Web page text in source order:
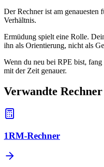
Der Rechner ist am
Verhältnis.
Ermüdung spielt eine Rolle.
ihn als Orientierung, nicht als
Wenn du neu bei RPE bist,
mit der Zeit genauer.
Verwandte Rechner
1RM-Rechner